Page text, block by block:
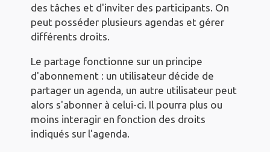
des tâches et d'inviter des participants. On
peut posséder plusieurs agendas et gérer
différents droits.
Le partage fonctionne sur un principe
d'abonnement : un utilisateur décide de
partager un agenda, un autre utilisateur peut
alors s'abonner à celui-ci. Il pourra plus ou
moins interagir en fonction des droits
indiqués sur l'agenda.